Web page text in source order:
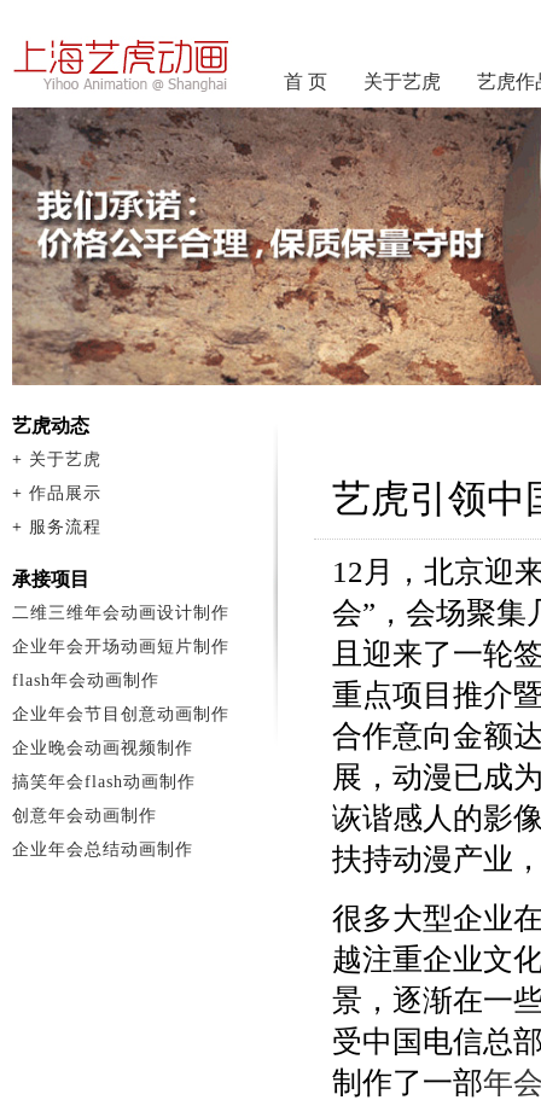
首 页 关于艺虎 艺虎作
艺虎引领中
12月，北京迎
会”，会场聚集
且迎来了一轮
重点项目推介
合作意向金额
展，动漫已成
诙谐感人的影
扶持动漫产业
很多大型企业
越注重企业文
景，逐渐在一
受中国电信总
制作了一部年
艺虎动态
+ 关于艺虎
+ 作品展示
+ 服务流程
承接项目
二维三维年会动画设计制作
企业年会开场动画短片制作
flash年会动画制作
企业年会节目创意动画制作
企业晚会动画视频制作
搞笑年会flash动画制作
创意年会动画制作
企业年会总结动画制作